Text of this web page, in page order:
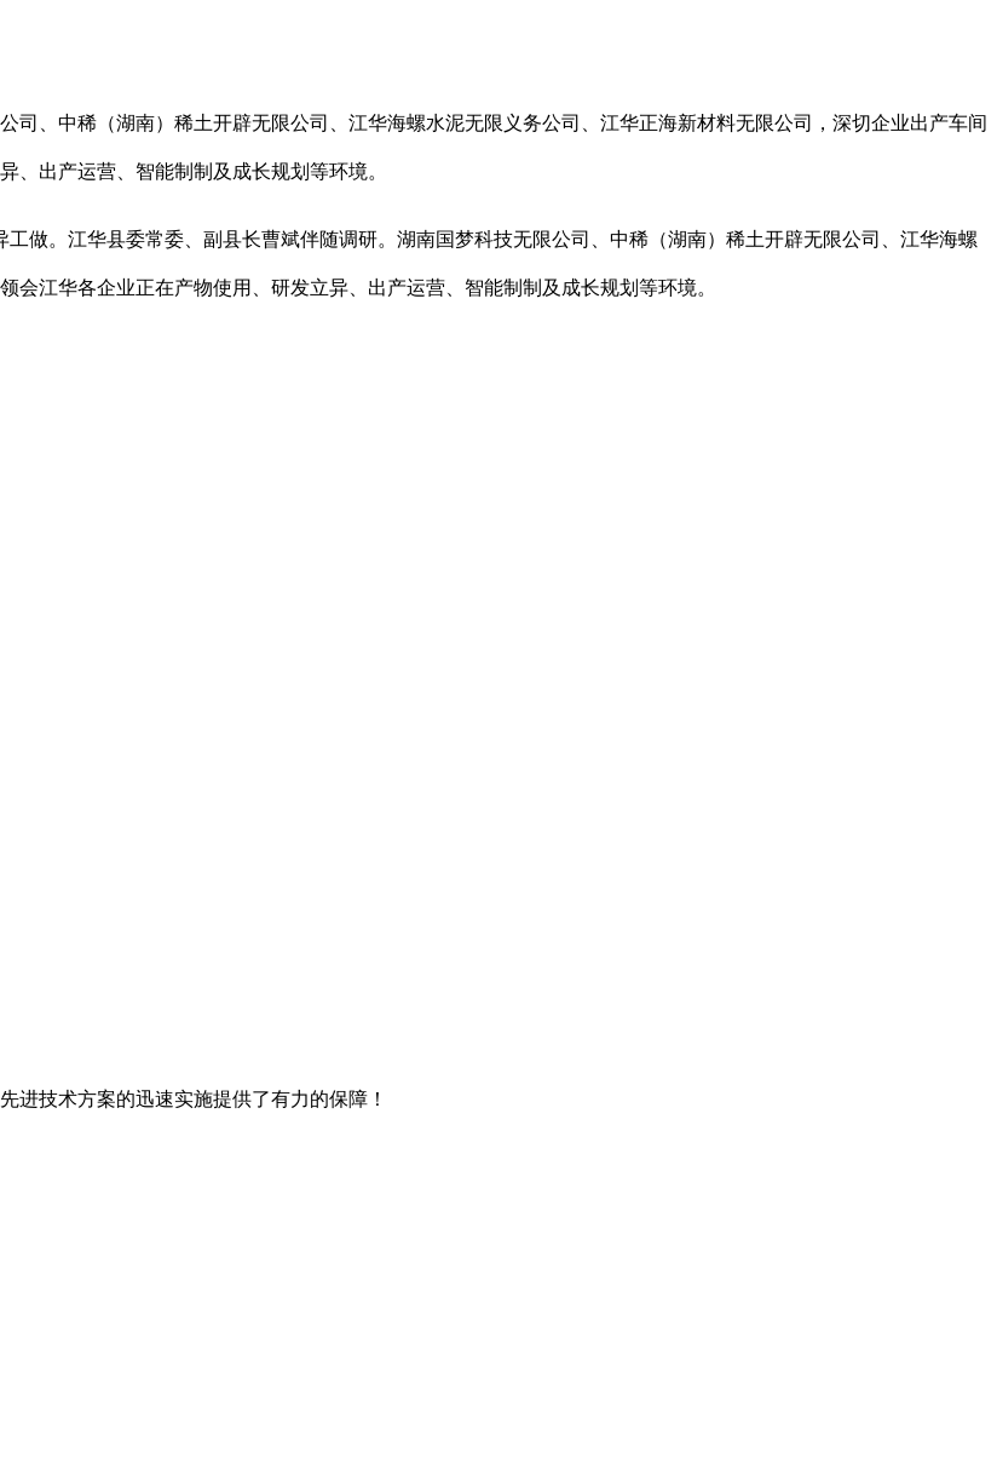
、中稀（湖南）稀土开辟无限公司、江华海螺水泥无限义务公司、江华正海新材料无限公司，深切企业出产车间
、出产运营、智能制制及成长规划等环境。
。江华县委常委、副县长曹斌伴随调研。湖南国梦科技无限公司、中稀（湖南）稀土开辟无限公司、江华海螺
江华各企业正在产物使用、研发立异、出产运营、智能制制及成长规划等环境。
进技术方案的迅速实施提供了有力的保障！